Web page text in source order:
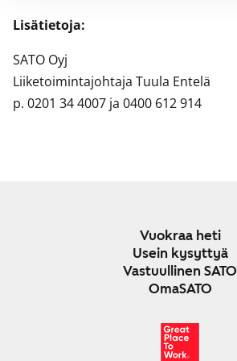
Lisätietoja:
SATO Oyj
Liiketoimintajohtaja Tuula Entelä
p. 0201 34 4007 ja 0400 612 914
Vuokraa heti
Usein kysyttyä
Vastuullinen SATO
OmaSATO